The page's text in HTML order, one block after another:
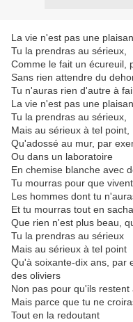
La vie n'est pas une
Tu la prendras au sérieux,
Comme le fait un écureuil,
Sans rien attendre du
Tu n'auras rien d'autre à
La vie n'est pas une
Tu la prendras au sérieux,
Mais au sérieux à tel point,
Qu'adossé au mur, par
Ou dans un laboratoire
En chemise blanche avec
Tu mourras pour que
Les hommes dont tu
Et tu mourras tout en
Que rien n'est plus beau,
Tu la prendras au sérieux
Mais au sérieux à tel point
Qu'à soixante-dix ans, par
des oliviers
Non pas pour qu'ils restent
Mais parce que tu ne
Tout en la redoutant